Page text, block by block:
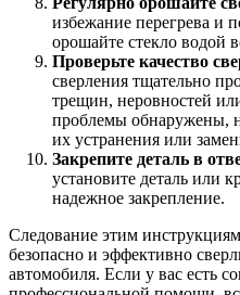
избежание перегрева и
орошайте стекло водой
Проверьте качество
сверления тщательно
трещин, неровностей
проблемы обнаружены,
их устранения или
Закрепите деталь в
установите деталь или
надежное закрепление.
Следование этим
безопасно и эффективно
автомобиля. Если у вас есть